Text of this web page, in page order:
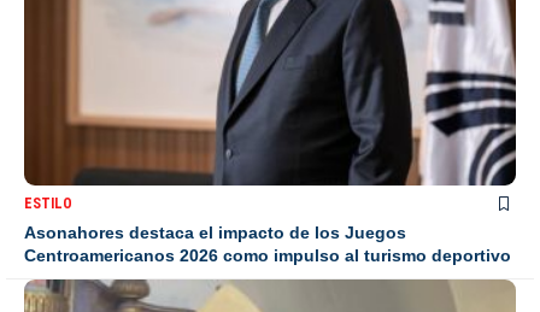
ESTILO
Asonahores destaca el impacto de los Juegos
Centroamericanos 2026 como impulso al turismo deportivo